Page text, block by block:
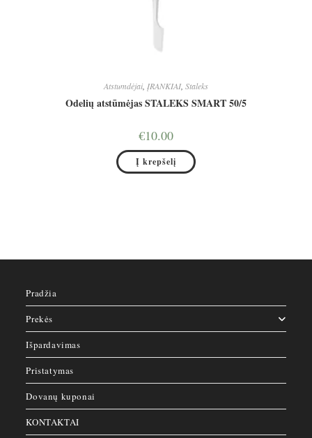
Atstumdėjai ĮRANKIAI Staleks
Odelių atstūmėjas STALEKS SMART 50/5
€10.00
Į krepšelį
Pradžia
Prekės
Išpardavimas
Pristatymas
Dovanų kuponai
KONTAKTAI